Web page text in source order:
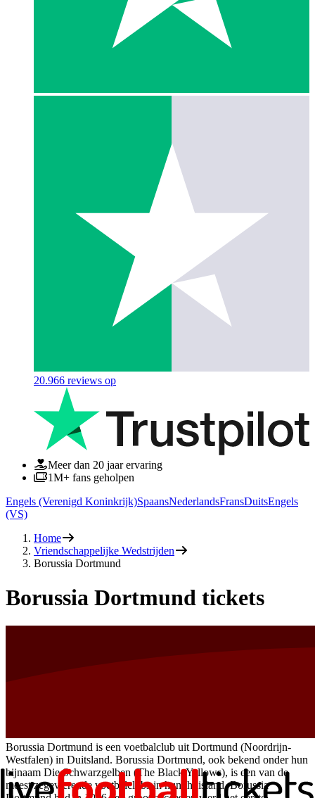
20.966 reviews op
Meer dan 20 jaar ervaring
1M+ fans geholpen
Engels (Verenigd Koninkrijk)SpaansNederlandsFransDuitsEngels
(VS)
Home
Vriendschappelijke Wedstrijden
Borussia Dortmund
Borussia Dortmund tickets
Borussia Dortmund is een voetbalclub uit Dortmund (Noordrijn-
Westfalen) in Duitsland. Borussia Dortmund, ook bekend onder hun
bijnaam Die Schwarzgelben (The Black Yellows), is een van de
meest zegevierende voetbalclubs in hun thuisland. Borussia